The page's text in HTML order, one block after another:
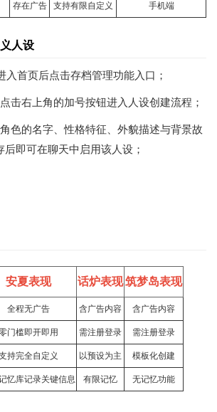
存在广告 支持有限自定义 手机端
人设
入首页后点击存档管理功能入口；
击右上角的加号按钮进入人设创建流程；
色的名字、性格特征、外貌描述与背景故
即可在聊天中启用该人设；
安夏表现 话炉表现 筑梦岛表现
全程无广告 含广告内容 含广告内容
门槛即开即用 需注册登录 需注册登录
持完全自定义 以预设为主 模板化创建
忆库记录关键信息 有限记忆 无记忆功能